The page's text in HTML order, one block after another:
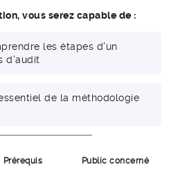
vous serez capable de :
les étapes d'un
d'audit
de la méthodologie
Prérequis Public concerné